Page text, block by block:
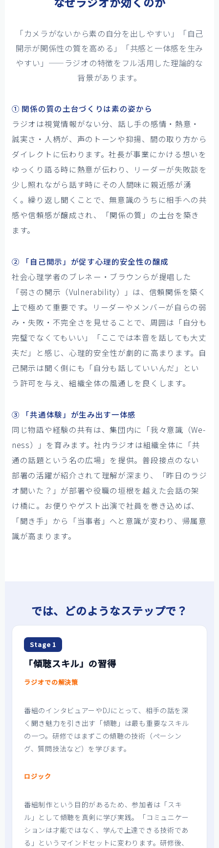
「カメラがないから素の自分を出しやすい」「自己
開示が関係性の質を高める」「共感と一体感を生み
やすい」——ラジオの特徴をフル活用した理論的な
背景があります。
① 関係の質の土台づくりは素の姿から
ラジオは視覚情報がない分、話し手の感情・熱意・
誠実さ・人柄が、声のトーンや抑揚、間の取り方から
ダイレクトに伝わります。社長が事業にかける想いを
ゆっくり語る時に熱意が伝わり、リーダーが失敗談を
少し照れながら話す時にその人間味に親近感が湧
く。繰り返し聞くことで、無意識のうちに相手への共
感や信頼感が醸成され、「関係の質」の土台を築き
ます。
② 「自己開示」が促す心理的安全性の醸成
社会心理学者のブレネー・ブラウンらが提唱した
「弱さの開示（Vulnerability）」は、信頼関係を築く
上で極めて重要です。リーダーやメンバーが自らの弱
み・失敗・不完全さを見せることで、周囲は「自分も
完璧でなくてもいい」「ここでは本音を話しても大丈
夫だ」と感じ、心理的安全性が劇的に高まります。自
己開示は聞く側にも「自分も話していいんだ」とい
う許可を与え、組織全体の風通しを良くします。
③ 「共通体験」が生み出す一体感
同じ物語や経験の共有は、集団内に「我々意識（We-
ness）」を育みます。社内ラジオは組織全体に「共
通の話題という名の広場」を提供。普段接点のない
部署の活躍が紹介されて理解が深まり、「昨日のラジ
オ聞いた？」が部署や役職の垣根を越えた会話の架
け橋に。お便りやゲスト出演で社員を巻き込めば、
「聞き手」から「当事者」へと意識が変わり、帰属意
識が高まります。
では、どのようなステップで？
Stage 1
「傾聴スキル」の習得
ラジオでの解決策
番組のインタビュアーやDJにとって、相手の話を深
く聞き魅力を引き出す「傾聴」は最も重要なスキル
の一つ。研修ではまずこの傾聴の技術（ペーシン
グ、質問技法など）を学びます。
ロジック
番組制作という目的があるため、参加者は「スキ
ル」として傾聴を真剣に学び実践。「コミュニケー
ションは才能ではなく、学んで上達できる技術であ
る」というマインドセットに変わります。研修後、